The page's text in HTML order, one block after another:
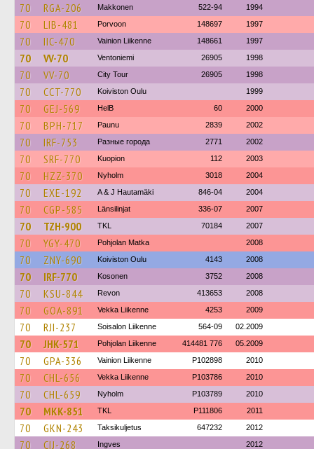
70 RGA-206 Makkonen 522-94 1994
70 LIB-481 Porvoon 148697 1997
70 IIC-470 Vainion Liikenne 148661 1997
70 VV-70 Ventoniemi 26905 1998
70 VV-70 City Tour 26905 1998
70 CCT-770 Koiviston Oulu 1999
70 GEJ-569 HelB 60 2000
70 BPH-717 Paunu 2839 2002
70 IRF-753 Разные города 2771 2002
70 SRF-770 Kuopion 112 2003
70 HZZ-370 Nyholm 3018 2004
70 EXE-192 A & J Hautamäki 846-04 2004
70 CGP-585 Länsilinjat 336-07 2007
70 TZH-900 TKL 70184 2007
70 YGY-470 Pohjolan Matka 2008
70 ZNY-690 Koiviston Oulu 4143 2008
70 IRF-770 Kosonen 3752 2008
70 KSU-844 Revon 413653 2008
70 GOA-891 Vekka Liikenne 4253 2009
70 RJI-237 Soisalon Liikenne 564-09 02.2009
70 JHK-571 Pohjolan Liikenne 414481 776 05.2009
70 GPA-336 Vainion Liikenne P102898 2010
70 CHL-656 Vekka Liikenne P103786 2010
70 CHL-659 Nyholm P103789 2010
70 MKK-851 TKL P111806 2011
70 GKN-243 Taksikuljetus 647232 2012
70 CIJ-268 Ingves 2012